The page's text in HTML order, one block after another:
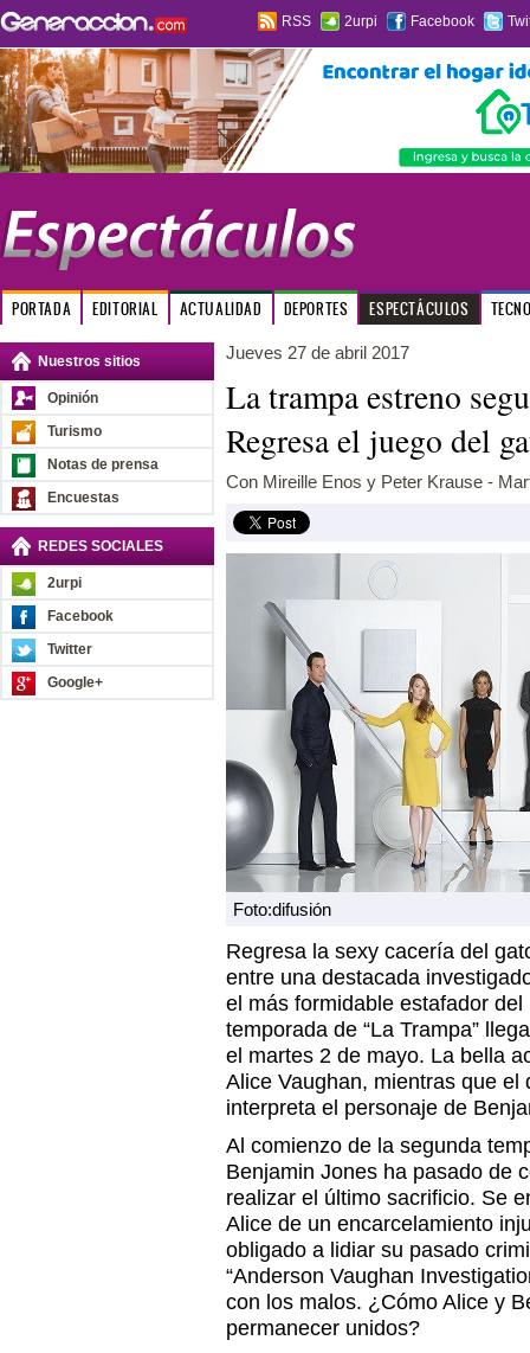
RSS 2urpi Facebook
PORTADA EDITORIAL ACTUALIDAD DEPORTES ESPECTÁCULOS
Nuestros sitios
Opinión
Turismo
Notas de prensa
Encuestas
REDES SOCIALES
2urpi
Facebook
Twitter
Google+
Jueves 27 de abril 2017
La trampa estreno
Regresa el juego del
Con Mireille Enos y Peter Krause -
Foto:difusión
Regresa la sexy cacería del
entre una destacada
el más formidable estafador
temporada de “La Trampa”
el martes 2 de mayo. La bella
Alice Vaughan, mientras que
interpreta el personaje de
Al comienzo de la segunda
Benjamin Jones ha pasado de
realizar el último sacrificio. Se
Alice de un encarcelamiento
obligado a lidiar su pasado
“Anderson Vaughan
con los malos. ¿Cómo Alice y
permanecer unidos?